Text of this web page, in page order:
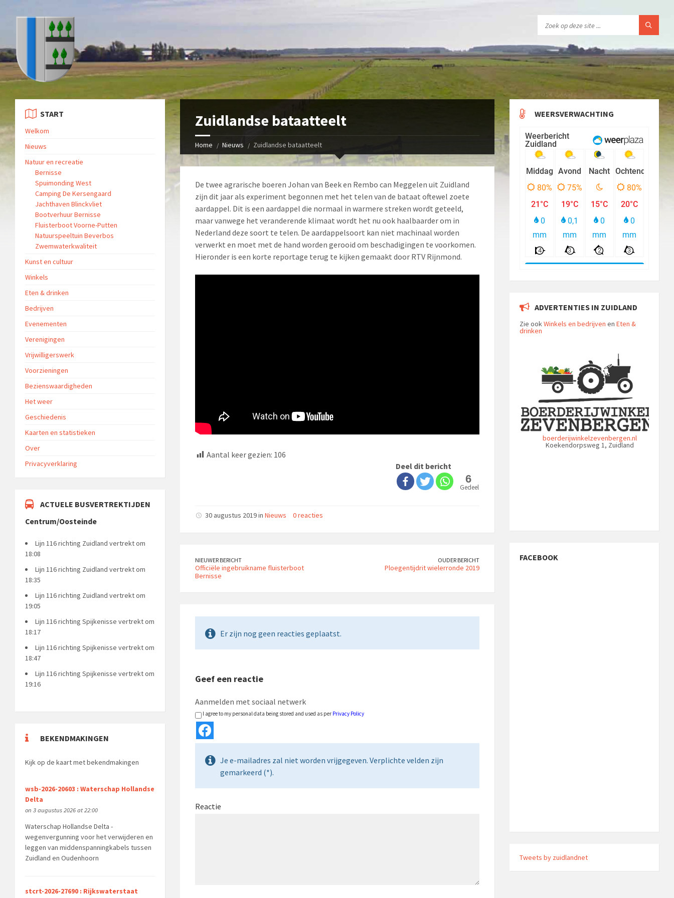
Zuidlandse bataatteelt
Home Nieuws Zuidlandse bataatteelt
De twee agrarische boeren Johan van Beek en Rembo can Meggelen uit Zuidland
zijn dit jaar als experiment begonnen met het telen van de bataat oftewel zoete
aardappel. Dit is een aardappel die normaal in warmere streken wordt geteeld,
maar vanwege het veranderende klimaat wordt het nu ook haalbaarder om in
Nederland deze soort te telen. De aardappelsoort kan niet machinaal worden
verwerkt en moet met de hand worden gerooid om beschadigingen te voorkomen.
Hieronder is een korte reportage terug te kijken gemaakt door RTV Rijnmond.
Aantal keer gezien: 106
Deel dit bericht
6
Gedeeld
30 augustus 2019 in Nieuws 0 reacties
NIEUWER BERICHT
Officiële ingebruikname fluisterboot
Bernisse
OUDER BERICHT
Ploegentijdrit wielerronde 2019
Er zijn nog geen reacties geplaatst.
Geef een reactie
Aanmelden met sociaal netwerk
I agree to my personal data being stored and used as per Privacy Policy
Je e-mailadres zal niet worden vrijgegeven. Verplichte velden zijn
gemarkeerd (*).
Reactie
START
Welkom
Nieuws
Natuur en recreatie
Bernisse
Spuimonding West
Camping De Kersengaard
Jachthaven Blinckvliet
Bootverhuur Bernisse
Fluisterboot Voorne-Putten
Natuurspeeltuin Beverbos
Zwemwaterkwaliteit
Kunst en cultuur
Winkels
Eten & drinken
Bedrijven
Evenementen
Verenigingen
Vrijwilligerswerk
Voorzieningen
Bezienswaardigheden
Het weer
Geschiedenis
Kaarten en statistieken
Over
Privacyverklaring
ACTUELE BUSVERTREKTIJDEN
Centrum/Oosteinde
Lijn 116 richting Zuidland vertrekt om
18:08
Lijn 116 richting Zuidland vertrekt om
18:35
Lijn 116 richting Zuidland vertrekt om
19:05
Lijn 116 richting Spijkenisse vertrekt om
18:17
Lijn 116 richting Spijkenisse vertrekt om
18:47
Lijn 116 richting Spijkenisse vertrekt om
19:16
BEKENDMAKINGEN
Kijk op de kaart met bekendmakingen
wsb-2026-20603 : Waterschap Hollandse
Delta
on 3 augustus 2026 at 22:00
Waterschap Hollandse Delta -
wegenvergunning voor het verwijderen en
leggen van middenspanningkabels tussen
Zuidland en Oudenhoorn
stcrt-2026-27690 : Rijkswaterstaat
WEERSVERWACHTING
ADVERTENTIES IN ZUIDLAND
Zie ookWinkels en bedrijven en Eten &
drinken
boerderijwinkelzevenbergen.nl
Koekendorpsweg 1, Zuidland
FACEBOOK
Tweets by zuidlandnet